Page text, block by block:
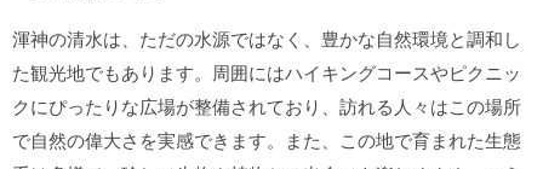
渾神の清水は、ただの水源ではなく、豊かな自然環境と調和し
た観光地でもあります。周囲にはハイキングコースやピクニッ
クにぴったりな広場が整備されており、訪れる人々はこの場所
で自然の偉大さを実感できます。また、この地で育まれた生態